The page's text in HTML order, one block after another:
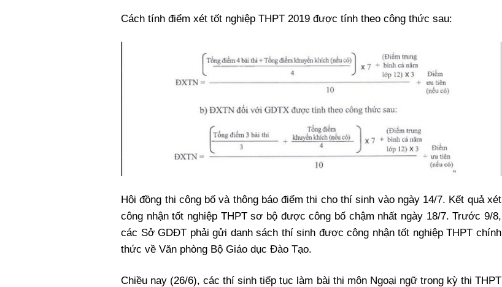
Cách tính điểm xét tốt nghiệp THPT 2019 được tính theo công thức sau:
Hội đồng thi công bố và thông báo điểm thi cho thí sinh vào ngày 14/7. Kết quả xét
công nhận tốt nghiệp THPT sơ bộ được công bố chậm nhất ngày 18/7. Trước 9/8,
các Sở GDĐT phải gửi danh sách thí sinh được công nhận tốt nghiệp THPT chính
thức về Văn phòng Bộ Giáo dục Đào Tạo.
Chiều nay (26/6), các thí sinh tiếp tục làm bài thi môn Ngoại ngữ trong kỳ thi THPT